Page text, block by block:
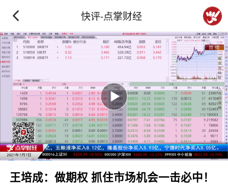
快评-点掌财经
王培成：做期权 抓住市场机会一击必中！